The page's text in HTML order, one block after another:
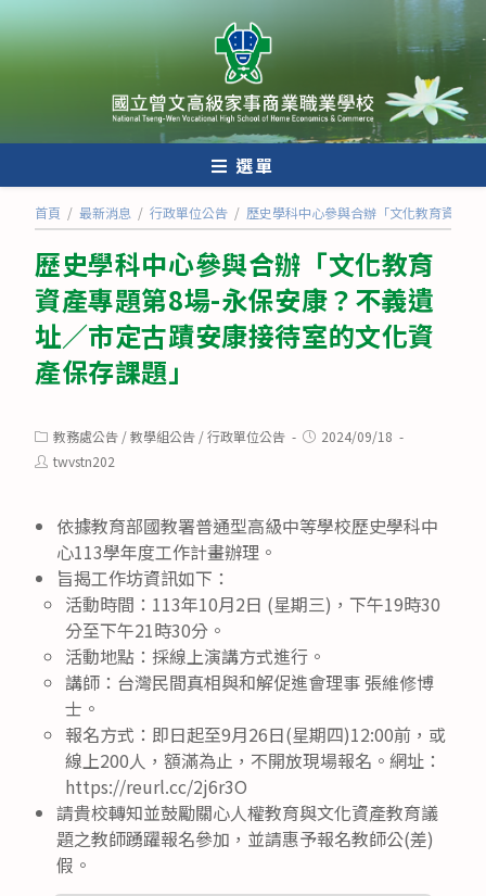
跳
轉
至
內
選單
首頁 / 最新消息 / 行政單位公告 / 歷史學科中心參與合辦「文化教育資產
歷史學科中心參與合辦「文化教育
資產專題第8場-永保安康？不義遺
址／市定古蹟安康接待室的文化資
產保存課題」
Post
category:
教務處公告 /教學組公告 /行政單位公告
Post2024/09/18
Posttwvstn202
依據教育部國教署普通型高級中等學校歷史學科中
心113學年度工作計畫辦理。
旨揭工作坊資訊如下：
活動時間：113年10月2日 (星期三)，下午19時30
分至下午21時30分。
活動地點：採線上演講方式進行。
講師：台灣民間真相與和解促進會理事 張維修博
士。
報名方式：即日起至9月26日(星期四)12:00前，或
線上200人，額滿為止，不開放現場報名。網址：
https://reurl.cc/2j6r3O
請貴校轉知並鼓勵關心人權教育與文化資產教育議
題之教師踴躍報名參加，並請惠予報名教師公(差)
假。